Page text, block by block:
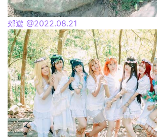
郊遊 @2022.08.21